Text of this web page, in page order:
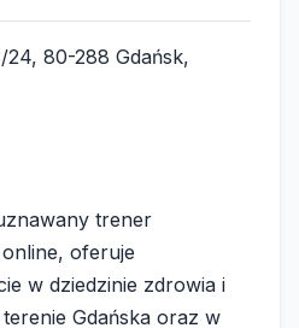
24, 80-288 Gdańsk,
trener
oferuje
w dziedzinie zdrowia i
Gdańska oraz w